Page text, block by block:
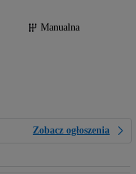
Manualna
Zobacz ogłoszenia